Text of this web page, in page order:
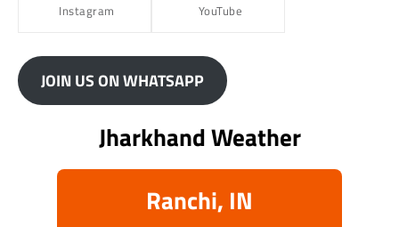
Instagram YouTube
JOIN US ON WHATSAPP
Jharkhand Weather
Ranchi, IN